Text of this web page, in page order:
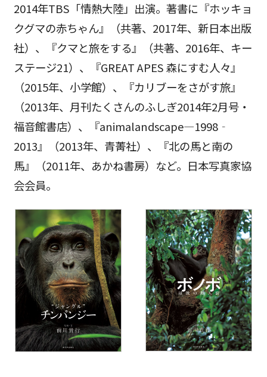
2014年TBS「情熱大陸」出演。著書に『ホッキョ
クグマの赤ちゃん』（共著、2017年、新日本出版
社）、『クマと旅をする』（共著、2016年、キー
ステージ21）、『GREAT APES 森にすむ人々』
（2015年、小学館）、『カリブーをさがす旅』
（2013年、月刊たくさんのふしぎ2014年2月号・
福音館書店）、『animalandscape―1998‐
2013』（2013年、青菁社）、『北の馬と南の
馬』（2011年、あかね書房）など。日本写真家協
会会員。